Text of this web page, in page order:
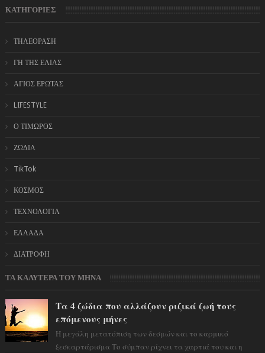
ΚΑΤΗΓΟΡΙΕΣ
ΤΗΛΕΟΡΑΣΗ
ΓΗ ΤΗΣ ΕΛΙΑΣ
ΑΓΙΟΣ ΕΡΩΤΑΣ
LIFESTYLE
Ο ΤΙΜΩΡΟΣ
ΖΩΔΙΑ
TikTok
ΚΟΣΜΟΣ
ΤΕΧΝΟΛΟΓΙΑ
ΕΛΛΑΔΑ
ΔΙΑΤΡΟΦΗ
ΤΑ ΚΑΛΥΤΕΡΑ ΤΟΥ ΜΗΝΑ
Τα 4 ζώδια που αλλάζουν ριζικά ζωή τους
επόμενους μήνες
Η μεγάλη μετατόπιση των δεσμών και το καρμικό
ξεσκαρτάρισμα Το σύμπαν ρίχνει τα χαρτιά του και η